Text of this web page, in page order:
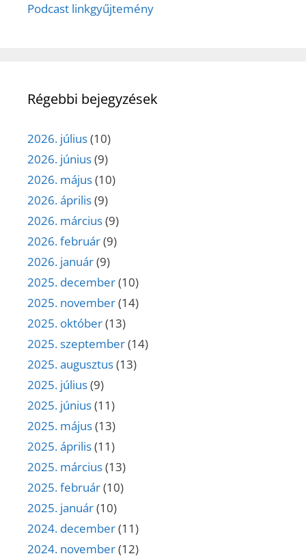
Podcast linkgyűjtemény
Régebbi bejegyzések
2026. július(10)
2026. június(9)
2026. május(10)
2026. április(9)
2026. március(9)
2026. február(9)
2026. január(9)
2025. december(10)
2025. november(14)
2025. október(13)
2025. szeptember(14)
2025. augusztus(13)
2025. július(9)
2025. június(11)
2025. május(13)
2025. április(11)
2025. március(13)
2025. február(10)
2025. január(10)
2024. december(11)
2024. november(12)